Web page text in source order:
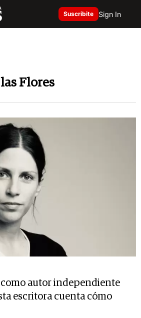
Suscribite Sign In
Flores
autor independiente
escritora cuenta cómo